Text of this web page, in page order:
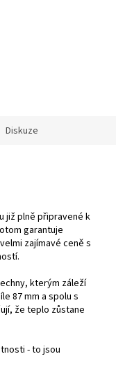
Diskuze
již plně připravené k
garantuje
zajímavé ceně s
kterým záleží
87 mm a spolu s
že teplo zůstane
- to jsou